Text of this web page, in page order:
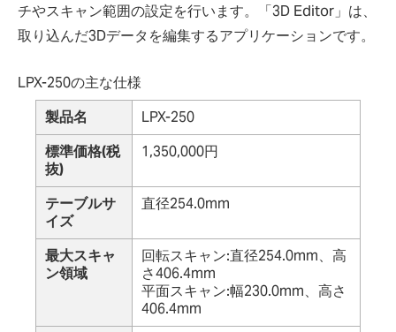
チやスキャン範囲の設定を行います。「3D Editor」は、
取り込んだ3Dデータを編集するアプリケーションです。
LPX-250の主な仕様
製品名
LPX-250
標準価格(税
抜)
1,350,000円
テーブルサ
イズ
直径254.0mm
最大スキャ
ン領域
回転スキャン:直径254.0mm、高
さ406.4mm
平面スキャン:幅230.0mm、高さ
406.4mm